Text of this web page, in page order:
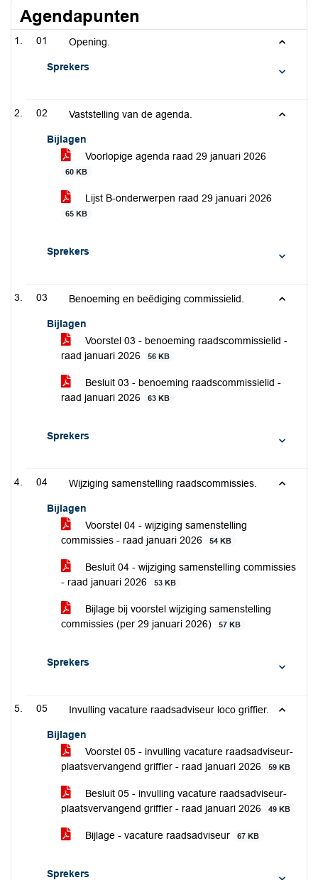
Agendapunten
01 Opening.
Sprekers
02 Vaststelling van de agenda.
Bijlagen
Voorlopige agenda raad 29 januari 2026
60 KB
Lijst B-onderwerpen raad 29 januari 2026
65 KB
Sprekers
03 Benoeming en beëdiging commissielid.
Bijlagen
Voorstel 03 - benoeming raadscommissielid -
raad januari 2026
56 KB
Besluit 03 - benoeming raadscommissielid -
raad januari 2026
63 KB
Sprekers
04 Wijziging samenstelling raadscommissies.
Bijlagen
Voorstel 04 - wijziging samenstelling
commissies - raad januari 2026
54 KB
Besluit 04 - wijziging samenstelling commissies
- raad januari 2026
53 KB
Bijlage bij voorstel wijziging samenstelling
commissies (per 29 januari 2026)
57 KB
Sprekers
05 Invulling vacature raadsadviseur loco griffier.
Bijlagen
Voorstel 05 - invulling vacature raadsadviseur-
plaatsvervangend griffier - raad januari 2026
59 KB
Besluit 05 - invulling vacature raadsadviseur-
plaatsvervangend griffier - raad januari 2026
49 KB
Bijlage - vacature raadsadviseur 67 KB
Sprekers